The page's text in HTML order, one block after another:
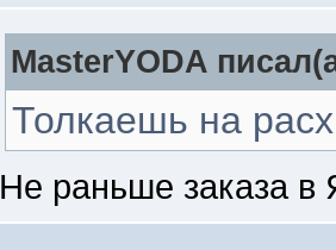
MasterYODA
Толкаешь на
Не раньше заказа